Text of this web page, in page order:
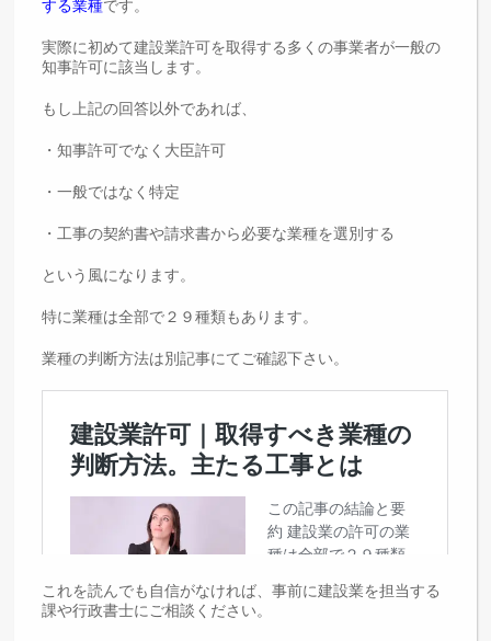
する業種です。
実際に初めて建設業許可を取得する多くの事業者が一般の
知事許可に該当します。
もし上記の回答以外であれば、
・知事許可でなく大臣許可
・一般ではなく特定
・工事の契約書や請求書から必要な業種を選別する
という風になります。
特に業種は全部で２９種類もあります。
業種の判断方法は別記事にてご確認下さい。
これを読んでも自信がなければ、事前に建設業を担当する
課や行政書士にご相談ください。